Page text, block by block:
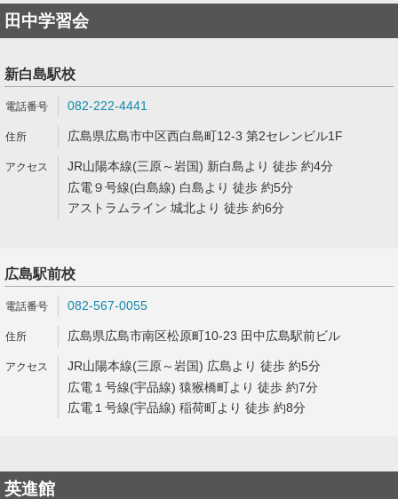
田中学習会
新白島駅校
082-222-4441
広島県広島市中区西白島町12-3 第2セレンビル1F
JR山陽本線(三原～岩国) 新白島より 徒歩 約4分
広電９号線(白島線) 白島より 徒歩 約5分
アストラムライン 城北より 徒歩 約6分
広島駅前校
082-567-0055
広島県広島市南区松原町10-23 田中広島駅前ビル
JR山陽本線(三原～岩国) 広島より 徒歩 約5分
広電１号線(宇品線) 猿猴橋町より 徒歩 約7分
広電１号線(宇品線) 稲荷町より 徒歩 約8分
英進館